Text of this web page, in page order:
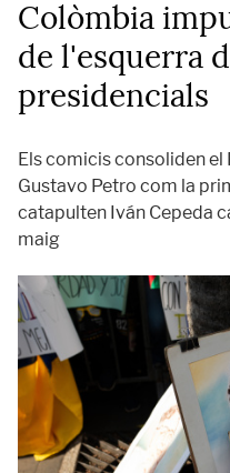
Colòmbia
de l'esquerra
presidencials
Els comicis consoliden
Gustavo Petro com la
catapulten Iván Cepeda
maig